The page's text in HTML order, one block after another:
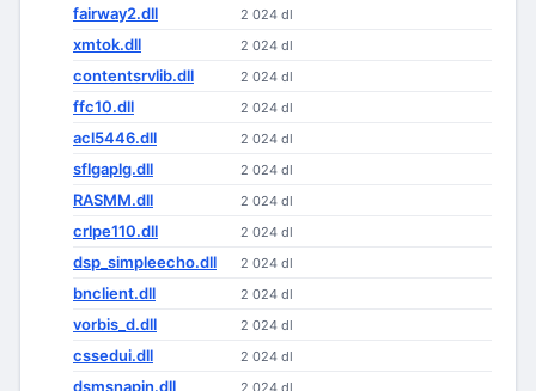
fairway2.dll 2 024 dl
xmtok.dll 2 024 dl
contentsrvlib.dll 2 024 dl
ffc10.dll 2 024 dl
acl5446.dll 2 024 dl
sflgaplg.dll 2 024 dl
RASMM.dll 2 024 dl
crlpe110.dll 2 024 dl
dsp_simpleecho.dll 2 024 dl
bnclient.dll 2 024 dl
vorbis_d.dll 2 024 dl
cssedui.dll 2 024 dl
dsmsnapin.dll 2 024 dl